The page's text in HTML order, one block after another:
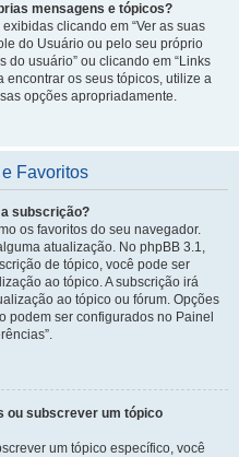
mensagens e tópicos?
clicando em “Ver as suas
do Usuário ou pelo seu próprio
do usuário” ou clicando em “Links
encontrar os seus tópicos, utilize a
opções apropriadamente.
Favoritos
subscrição?
os favoritos do seu navegador.
atualização. No phpBB 3.1,
de tópico, você pode ser
ao tópico. A subscrição irá
ao tópico ou fórum. Opções
podem ser configurados no Painel
ou subscrever um tópico
um tópico específico, você